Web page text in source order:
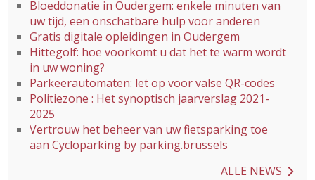
Bloeddonatie in Oudergem: enkele minuten van
uw tijd, een onschatbare hulp voor anderen
Gratis digitale opleidingen in Oudergem
Hittegolf: hoe voorkomt u dat het te warm wordt
in uw woning?
Parkeerautomaten: let op voor valse QR-codes
Politiezone : Het synoptisch jaarverslag 2021-
2025
Vertrouw het beheer van uw fietsparking toe
aan Cycloparking by parking.brussels
ALLE NEWS